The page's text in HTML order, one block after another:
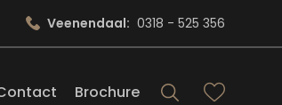
Brochure
Veenendaal: 0318 - 525 356